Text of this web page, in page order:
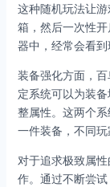
这种随机玩法让
箱，然后一次性
器中，经常会看到
装备强化方面，
定系统可以为装
整属性。这两个
一件装备，不同玩
对于追求极致属
作。通过不断尝